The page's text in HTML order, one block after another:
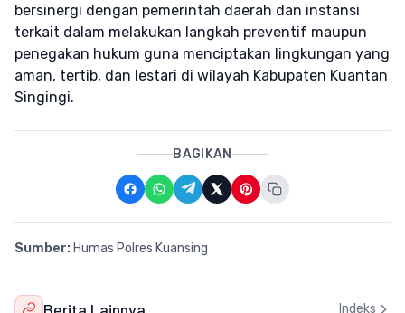
bersinergi dengan pemerintah daerah dan instansi
terkait dalam melakukan langkah preventif maupun
penegakan hukum guna menciptakan lingkungan yang
aman, tertib, dan lestari di wilayah Kabupaten Kuantan
Singingi.
BAGIKAN
Sumber: Humas Polres Kuansing
Indeks